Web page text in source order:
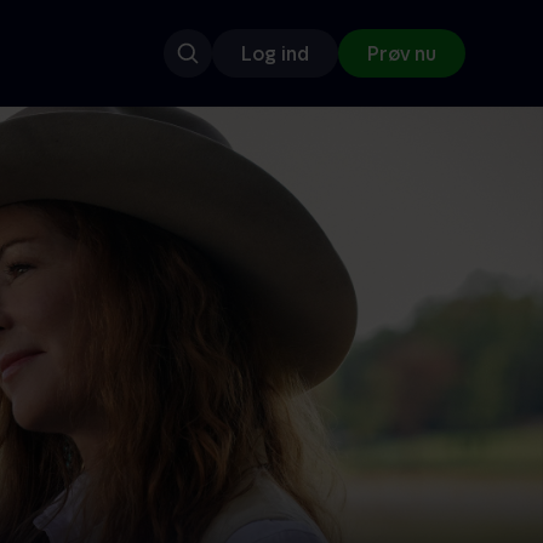
Log ind Prøv nu